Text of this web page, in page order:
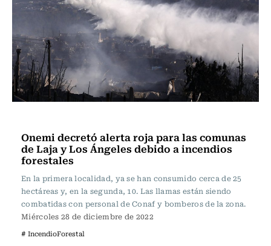
Onemi decretó alerta roja para las comunas
de Laja y Los Ángeles debido a incendios
forestales
En la primera localidad, ya se han consumido cerca de 25
hectáreas y, en la segunda, 10. Las llamas están siendo
combatidas con personal de Conaf y bomberos de la zona.
Miércoles 28 de diciembre de 2022
# IncendioForestal